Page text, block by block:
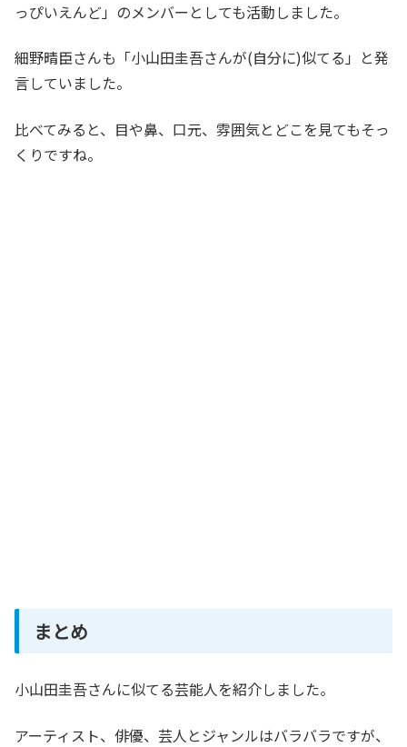
っぴいえんど」のメンバーとしても活動しました。
細野晴臣さんも「小山田圭吾さんが(自分に)似てる」と発
言していました。
比べてみると、目や鼻、口元、雰囲気とどこを見てもそっ
くりですね。
まとめ
小山田圭吾さんに似てる芸能人を紹介しました。
アーティスト、俳優、芸人とジャンルはバラバラですが、